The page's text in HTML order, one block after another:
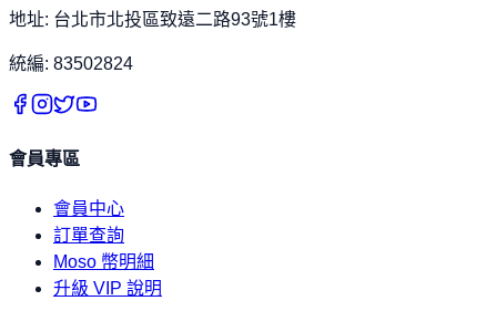
地址: 台北市北投區致遠二路93號1樓
統編: 83502824
會員專區
會員中心
訂單查詢
Moso 幣明細
升級 VIP 說明